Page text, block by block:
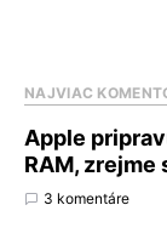
NAJVIAC
Apple
RAM, zrejme
3 komentáre